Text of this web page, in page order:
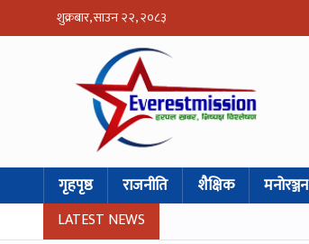
शुक्रबार, साउन २२, २०८३
गृहपृष्ठ राजनीति शैक्षिक मनोरञ्जन
LATEST NEWS